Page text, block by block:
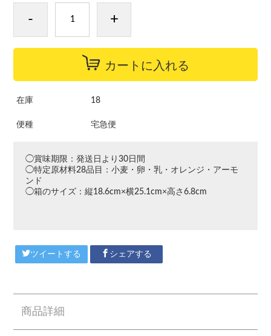
- +
カートに入れる
在庫 18
便種 宅急便
◯賞味期限：発送日より30日間
◯特定原材料28品目：小麦・卵・乳・オレンジ・アーモ
ンド
◯箱のサイズ：縦18.6cm×横25.1cm×高さ6.8cm
ツイートする シェアする
商品詳細